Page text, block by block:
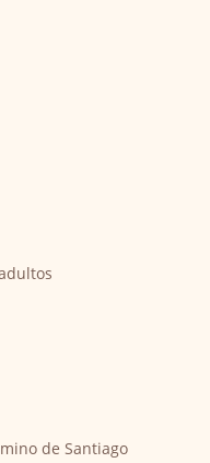
de Santiago